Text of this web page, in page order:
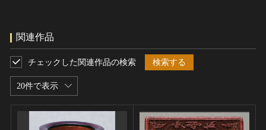
関連作品
20件で表示
チェックした関連作品の検索 検索する